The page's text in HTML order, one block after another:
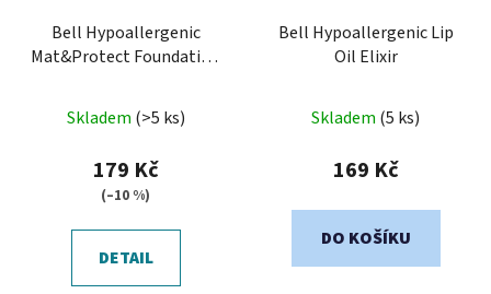
Bell Hypoallergenic
Mat&Protect Foundation
hodnocení
produktu
je
z
Skladem (>5 ks)
179 Kč
(–10 %)
DETAIL
Bell Hypoallergenic Lip
Oil Elixir
Skladem (5 ks)
169 Kč
DO KOŠÍKU